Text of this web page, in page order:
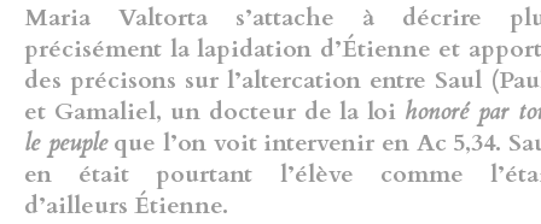
Maria Valtorta s’attache à décrire
précisément la lapidation d’Étienne et
des précisons sur l’altercation entre Saul
et Gamaliel, un docteur de la loi honoré par
le peupleque l’on voit intervenir en Ac 5,34.
en était pourtant l’élève comme
d’ailleurs Étienne.